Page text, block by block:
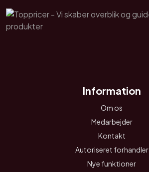
Information
Om os
Medarbejder
Kontakt
Autoriseret forhandler
Nye funktioner